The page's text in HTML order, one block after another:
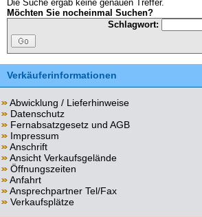
Die Suche ergab keine genauen Treffer.
Möchten Sie nocheinmal Suchen?
Schlagwort:
Verkäuferinformationen
Abwicklung / Lieferhinweise
Datenschutz
Fernabsatzgesetz und AGB
Impressum
Anschrift
Ansicht Verkaufsgelände
Öffnungszeiten
Anfahrt
Ansprechpartner Tel/Fax
Verkaufsplätze